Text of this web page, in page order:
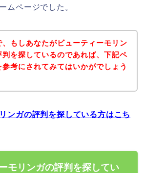
ムページでした。
、もしあなたがビューティーモリン
判を探しているのであれば、下記ペ
参考にされてみてはいかがでしょう
ンガの評判を探している方はこち
モリンガの評判を探してい